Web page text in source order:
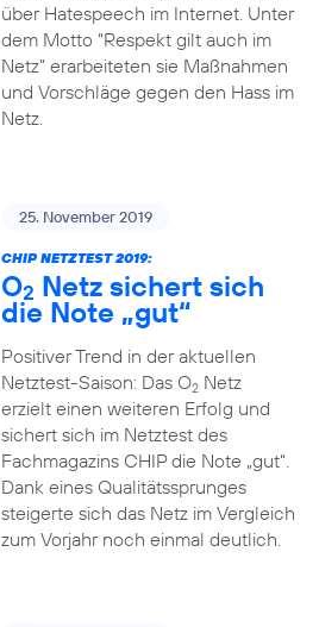
über Hatespeech im Internet. Unter
dem Motto “Respekt gilt auch im
Netz” erarbeiteten sie Maßnahmen
und Vorschläge gegen den Hass im
Netz.
25. November 2019
CHIP NETZTEST 2019:
O2 Netz sichert sich
die Note „gut“
Positiver Trend in der aktuellen
Netztest-Saison: Das O2Netz
erzielt einen weiteren Erfolg und
sichert sich im Netztest des
Fachmagazins CHIP die Note „gut“.
Dank eines Qualitätssprunges
steigerte sich das Netz im Vergleich
zum Vorjahr noch einmal deutlich.